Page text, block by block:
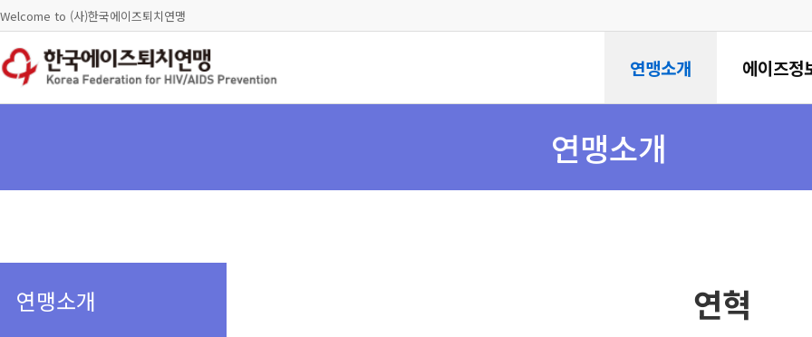
Welcome to (사)한국에이즈퇴치연맹
연맹소개 에이즈정
연맹소개
연맹소개 연혁